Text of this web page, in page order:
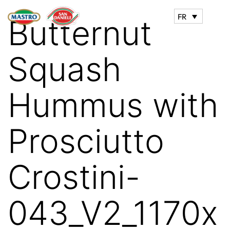
FR
Butternut
Squash
Hummus with
Prosciutto
Crostini-
043_V2_1170x